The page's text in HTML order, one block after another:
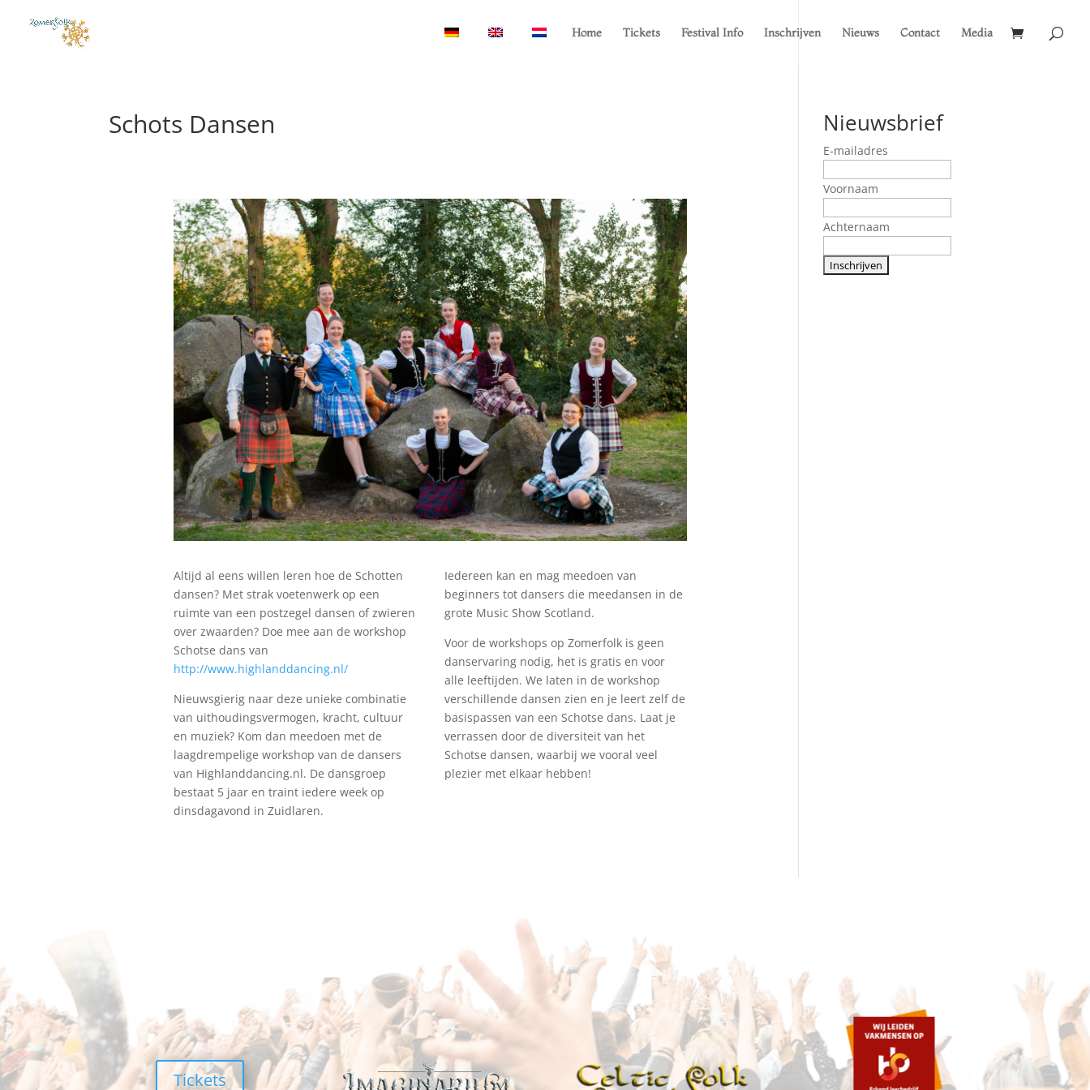
Home Tickets Festival Info Inschrijven Nieuws Contact Media
Schots Dansen
Altijd al eens willen leren hoe de Schotten
dansen? Met strak voetenwerk op een
ruimte van een postzegel dansen of zwieren
over zwaarden? Doe mee aan de workshop
Schotse dans van
http://www.highlanddancing.nl/
Nieuwsgierig naar deze unieke combinatie
van uithoudingsvermogen, kracht, cultuur
en muziek? Kom dan meedoen met de
laagdrempelige workshop van de dansers
van Highlanddancing.nl. De dansgroep
bestaat 5 jaar en traint iedere week op
dinsdagavond in Zuidlaren.
Iedereen kan en mag meedoen van
beginners tot dansers die meedansen in de
grote Music Show Scotland.
Voor de workshops op Zomerfolk is geen
danservaring nodig, het is gratis en voor
alle leeftijden. We laten in de workshop
verschillende dansen zien en je leert zelf de
basispassen van een Schotse dans. Laat je
verrassen door de diversiteit van het
Schotse dansen, waarbij we vooral veel
plezier met elkaar hebben!
Nieuwsbrief
E-mailadres
Voornaam
Achternaam
Tickets